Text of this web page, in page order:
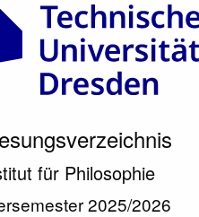
für Philosophie
2025/2026